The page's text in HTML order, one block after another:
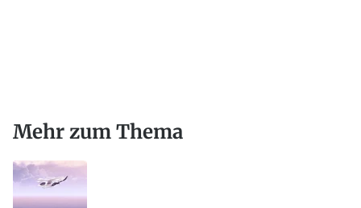
Mehr zum Thema